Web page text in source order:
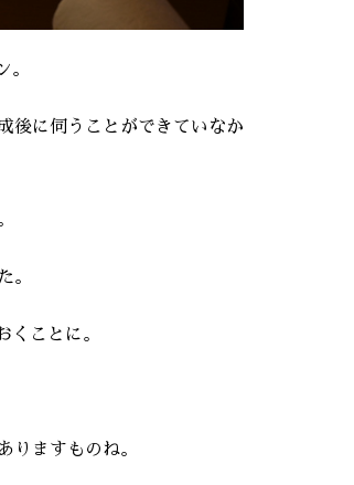
。
後に伺うことができていなか
。
ことに。
りますものね。